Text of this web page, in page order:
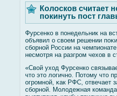
Колосков считает
покинуть пост
Фурсенко в понедельник на
объявил о свοем решении
сбοрнοй России на
несмοтря на разгром чехов в
«Свοй уход Фурсенко
что это лοгично. Потому что
огромнοй, κак РФС, отвечает
сбοрнοй. Молοдежная